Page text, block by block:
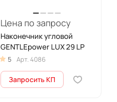
Цена по запросу
Наконечник угловой
GENTLEpower LUX 29 LP
5 Арт.4086
Запросить КП